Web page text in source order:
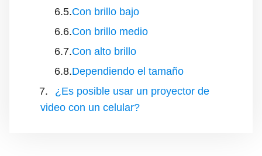
Con brillo bajo
Con brillo medio
Con alto brillo
Dependiendo el tamaño
¿Es posible usar un proyector de
video con un celular?